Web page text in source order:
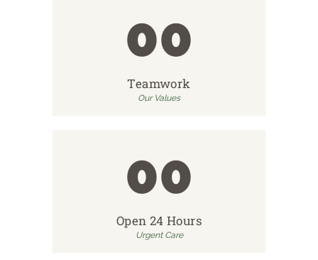
00
Teamwork
Our Values
00
Open 24 Hours
Urgent Care